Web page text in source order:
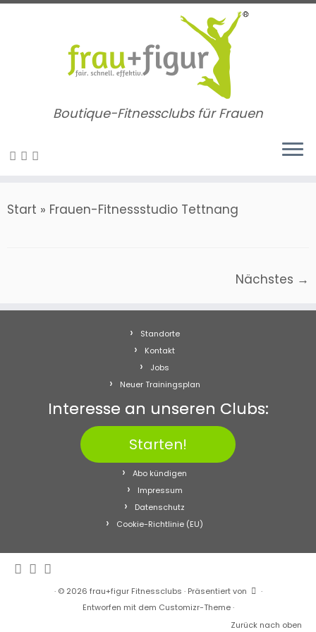
Zum
Boutique-Fitnessclubs für Frauen
Start » Frauen-Fitnessstudio Tettnang
Nächstes →
Standorte
Kontakt
Jobs
Neuer Trainingsplan
Interesse an unseren Clubs:
Starten!
Abo kündigen
Impressum
Datenschutz
Cookie-Richtlinie (EU)
· © 2026 frau+figur Fitnessclubs · Präsentiert von
·
Entworfen mit dem Customizr-Theme·
Zurück nach oben